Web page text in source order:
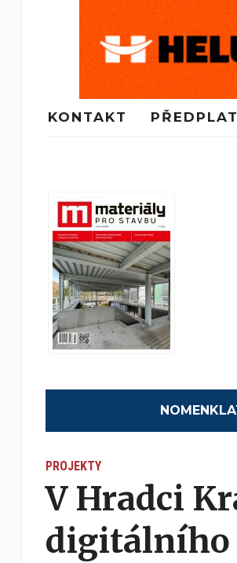
KONTAKT
PROJEKTY
V Hradci
digitálního